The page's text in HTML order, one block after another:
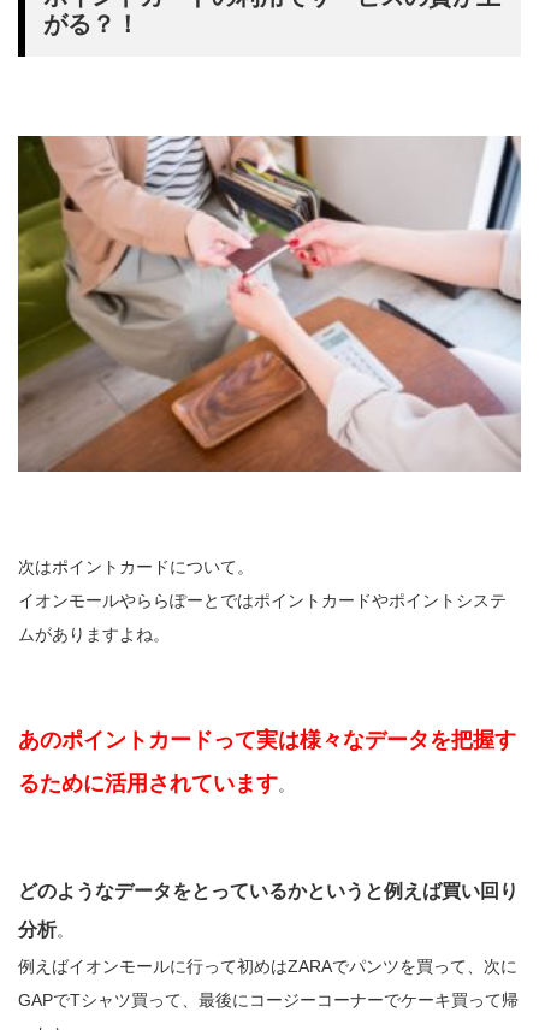
がる？！
次はポイントカードについて。
イオンモールやららぽーとではポイントカードやポイントシステ
ムがありますよね。
あのポイントカードって実は様々なデータを把握す
るために活用されています。
どのようなデータをとっているかというと例えば買い回り
分析。
例えばイオンモールに行って初めはZARAでパンツを買って、次に
GAPでTシャツ買って、最後にコージーコーナーでケーキ買って帰